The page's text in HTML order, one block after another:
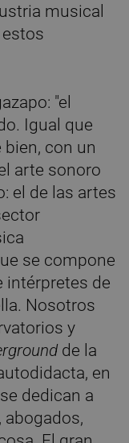
musical
"el
Igual que
con un
arte sonoro
el de las artes
se compone
intérpretes de
Nosotros
y
de la
en
dedican a